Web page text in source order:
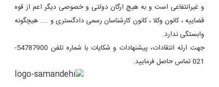
و غیرانتفاعی است و به هیچ ارگان دولتی و خصوصی دیگر اعم از قوه
قضاییه ، کانون وکلا ، کانون کارشناسان رسمی دادگستری و .... هیچگونه
وابستگی ندارد.
جهت ارئه انتقادات، پیشنهادات و شکایات با شماره تلفن 54787900-
021 تماس حاصل فرمایید.